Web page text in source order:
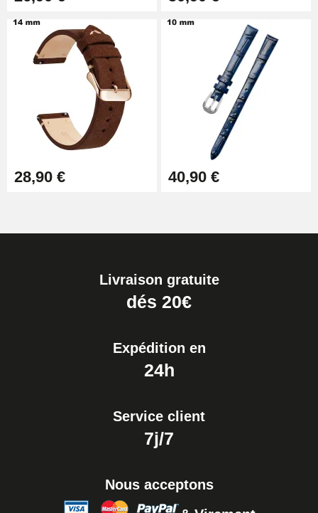
28,90 € 40,90 €
Livraison gratuite
dés 20€
Expédition en
24h
Service client
7j/7
Nous acceptons